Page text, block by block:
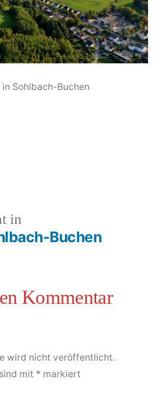
Sohlbach-Buchen
in
Buchen
wird nicht veröffentlicht.
mit * markiert